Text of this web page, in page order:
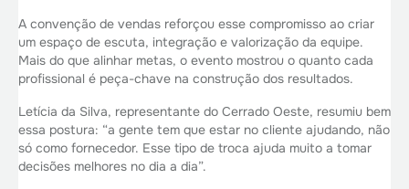
A convenção de vendas reforçou esse compromisso ao criar
um espaço de escuta, integração e valorização da equipe.
Mais do que alinhar metas, o evento mostrou o quanto cada
profissional é peça-chave na construção dos resultados.
Letícia da Silva, representante do Cerrado Oeste, resumiu bem
essa postura: “a gente tem que estar no cliente ajudando, não
só como fornecedor. Esse tipo de troca ajuda muito a tomar
decisões melhores no dia a dia”.